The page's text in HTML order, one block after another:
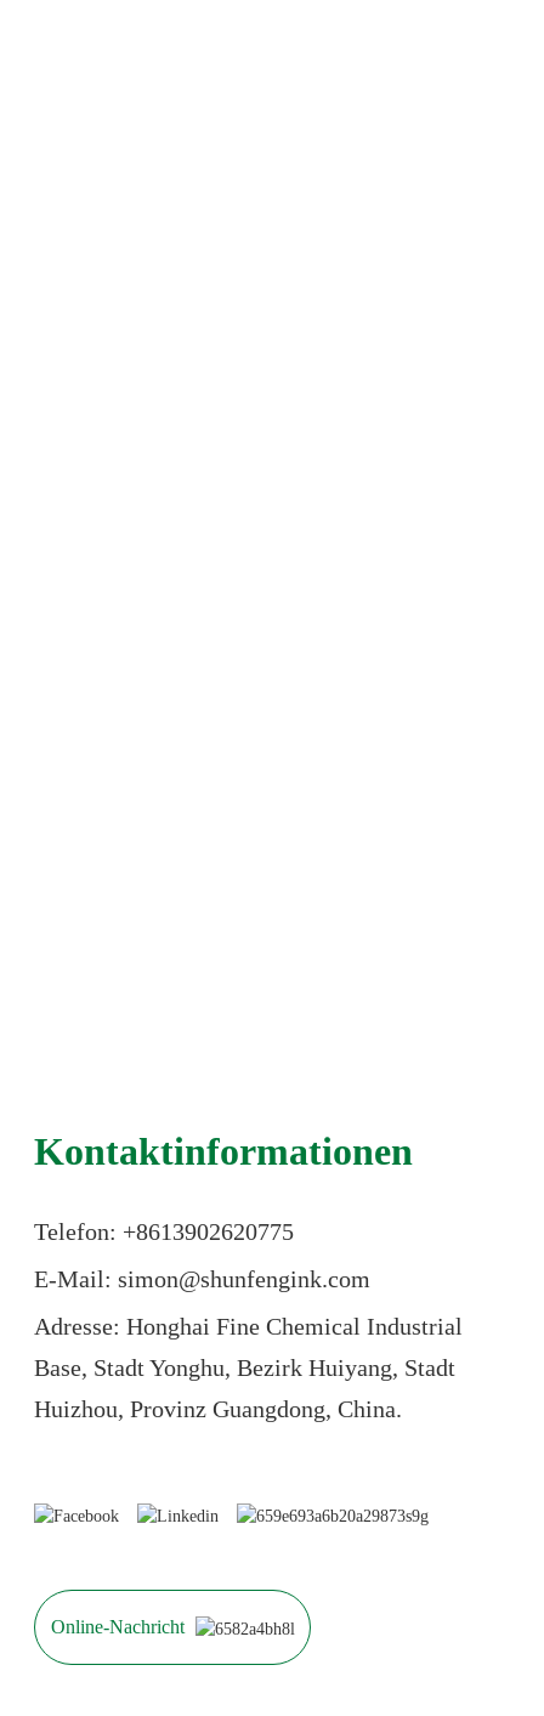
Kontaktinformationen
Telefon: +8613902620775
E-Mail: simon@shunfengink.com
Adresse: Honghai Fine Chemical Industrial
Base, Stadt Yonghu, Bezirk Huiyang, Stadt
Huizhou, Provinz Guangdong, China.
Online-Nachricht